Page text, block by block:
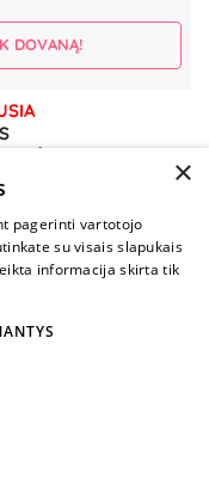
DOVANĄ!
×
pagerinti vartotojo
su visais slapukais
informacija skirta tik